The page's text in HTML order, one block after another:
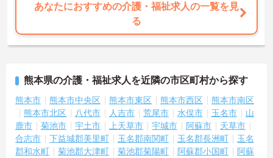
あなたにおすすめの介護・福祉求人の一覧を見
る
熊本県の介護・福祉求人を近隣の市区町村から探す
熊本市 熊本市中央区 熊本市東区 熊本市西区
熊本市南区
熊本市北区
八代市 人吉市 荒尾市 水俣市 玉名市
山
鹿市
菊池市 宇土市 上天草市 宇城市 阿蘇市
天草市
合志市
下益城郡美里町 玉名郡南関町 玉名郡長洲町
玉名
郡和水町
菊池郡大津町 菊池郡菊陽町 阿蘇郡小国町
阿蘇